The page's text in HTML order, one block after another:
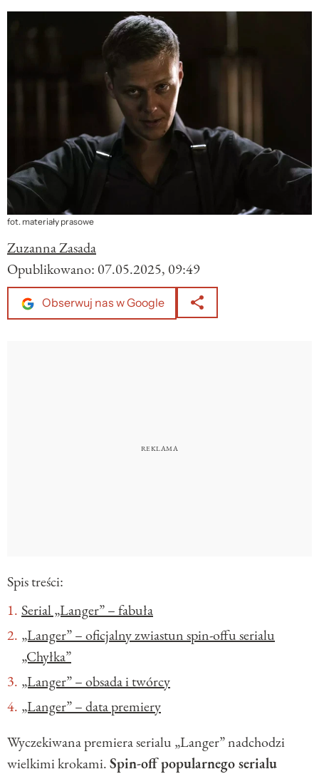
fot. materiały prasowe
Zuzanna Zasada
Opublikowano: 07.05.2025, 09:49
Obserwuj nas w Google
Spis treści:
Serial „Langer” – fabuła
„Langer” – oficjalny zwiastun spin-offu serialu
„Chyłka”
„Langer” – obsada i twórcy
„Langer” – data premiery
Wyczekiwana premiera serialu „Langer” nadchodzi
wielkimi krokami.Spin-off popularnego serialu